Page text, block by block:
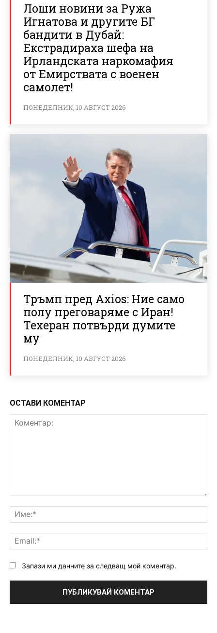
Лоши новини за Ружа
Игнатова и другите БГ
бандити в Дубай:
Екстрадираха шефа на
Ирландската наркомафия
от Емирствата с военен
самолет!
ПОНЕДЕЛНИК, 10 АВГУСТ 2026
Тръмп пред Axios: Ние само
полу преговаряме с Иран!
Техеран потвърди думите
му
ПОНЕДЕЛНИК, 10 АВГУСТ 2026
ОСТАВИ КОМЕНТАР
Запази ми данните за следващ мой коментар.